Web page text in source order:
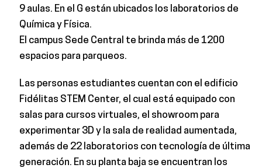
9 aulas. En el G están ubicados los laboratorios de
Química y Física.
El campus Sede Central te brinda más de 1200
espacios para parqueos.
Las personas estudiantes cuentan con el edificio
Fidélitas STEM Center, el cual está equipado con
salas para cursos virtuales, el showroom para
experimentar 3D y la sala de realidad aumentada,
además de 22 laboratorios con tecnología de última
generación. En su planta baja se encuentran los